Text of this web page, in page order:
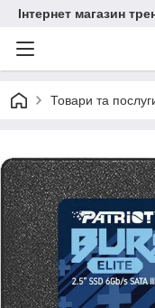
Інтернет магазин
Товари та